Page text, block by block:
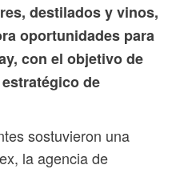
destilados y vinos,
oportunidades para
con el objetivo de
de
sostuvieron una
la agencia de